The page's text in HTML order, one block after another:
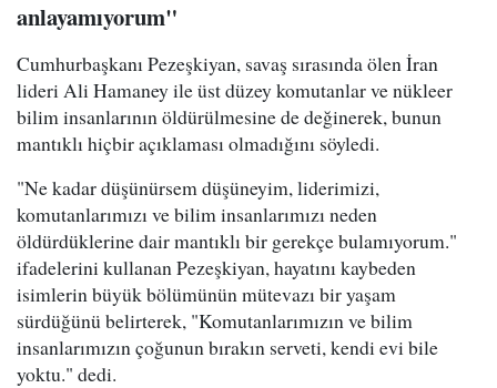
anlayamıyorum"
Cumhurbaşkanı Pezeşkiyan, savaş sırasında ölen İran
lideri Ali Hamaney ile üst düzey komutanlar ve nükleer
bilim insanlarının öldürülmesine de değinerek, bunun
mantıklı hiçbir açıklaması olmadığını söyledi.
"Ne kadar düşünürsem düşüneyim, liderimizi,
komutanlarımızı ve bilim insanlarımızı neden
öldürdüklerine dair mantıklı bir gerekçe bulamıyorum."
ifadelerini kullanan Pezeşkiyan, hayatını kaybeden
isimlerin büyük bölümünün mütevazı bir yaşam
sürdüğünü belirterek, "Komutanlarımızın ve bilim
insanlarımızın çoğunun bırakın serveti, kendi evi bile
yoktu." dedi.